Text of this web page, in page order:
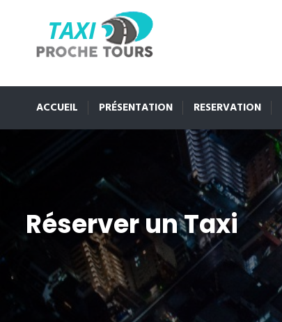
ACCUEIL PRÉSENTATION RESERVATION
Réserver un Taxi